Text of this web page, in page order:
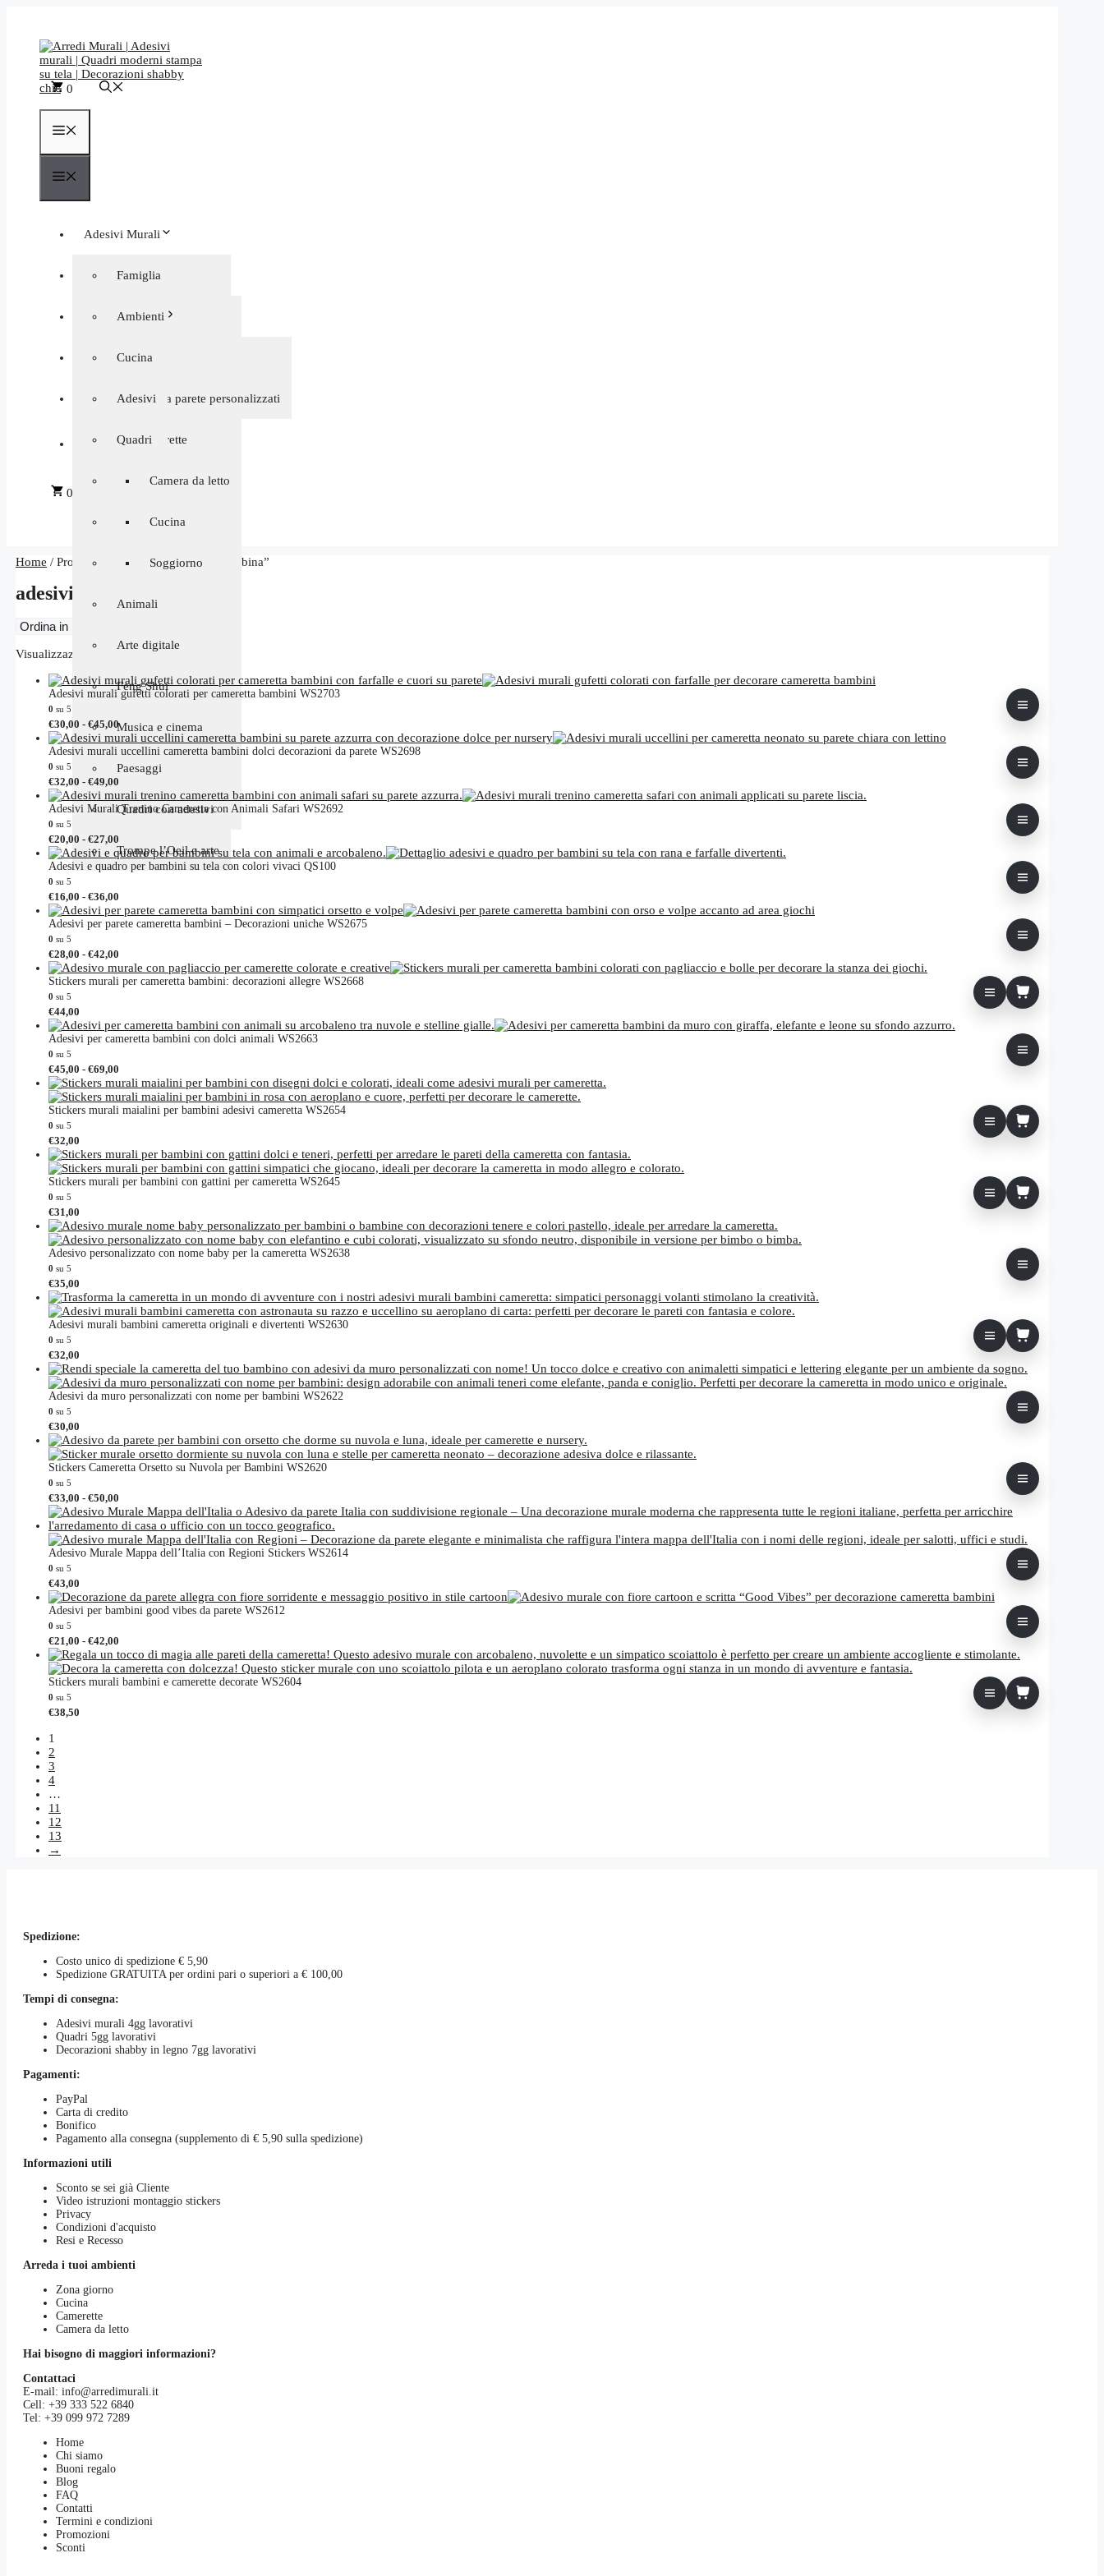
contenuto
0
Adesivi Murali
Famiglia
Frasi aforismi
Personalizzati
Ambienti
Camera da
letto
Camerette
bimbi
Cucina
Soggiorno
Floreali e fantasy
Alberi
Appendiabiti
Farfalle disegni
Feng Shui
Animali
Love
Musica e cinema
Ragazzi/ragazze
Stickers stilizzati
Trompe l’Oeil e arte
Quadri moderni
Ambienti
Bagno
Bambini e
camerette
Camera da letto
Cucina
Soggiorno
Astratti
Personalizzati
Riproduzioni d’autore
Frasi e aforismi
Fiori
3D
Animali
Arte digitale
Feng Shui
Musica e cinema
Paesaggi
Quadri con adesivi
Orologi da Parete
Cucina
Orologi da parete personalizzati
Decorazioni murali negozi
Adesivi
Quadri
Shabby chic
0
Home / Prodotti taggati “adesivi murali bambina”
adesivi murali bambina
Visualizzazione di 1-16 di 204 risultati
base
al
Adesivi murali gufetti colorati per cameretta bambini WS2703
0 su 5
€30,00 - €45,00Fascia
di
prezzo:
da
€30,00
€45,00
Questo
prodotto
ha
più
varianti.
Le
opzioni
scelte
nella
pagina
prodotto
Adesivi murali uccellini cameretta bambini dolci decorazioni da parete WS2698
0 su 5
€32,00 - €49,00
di
prezzo:
a
€49,00
prodotto
ha
Le
opzioni
scelte
nella
prodotto
Adesivi Murali Trenino Cameretta con Animali Safari WS2692
0 su 5
€20,00 - €27,00
di
prezzo:
€27,00
prodotto
ha
Le
opzioni
scelte
nella
pagina
Adesivi e quadro per bambini su tela con colori vivaci QS100
0 su 5
€16,00 - €36,00
di
prezzo:
€36,00
prodotto
ha
Le
opzioni
scelte
nella
prodotto
Adesivi per parete cameretta bambini – Decorazioni uniche WS2675
0 su 5
€28,00 - €42,00
di
prezzo:
€42,00
prodotto
ha
Le
opzioni
scelte
nella
pagina
Stickers murali per cameretta bambini: decorazioni allegre WS2668
0 su 5
€44,00
Adesivi per cameretta bambini con dolci animali WS2663
0 su 5
€45,00 - €69,00
di
prezzo:
da
prodotto
ha
più
opzioni
possono
essere
pagina
del
prodotto
Stickers murali maialini per bambini adesivi cameretta WS2654
0 su 5
€32,00
Stickers murali per bambini con gattini per cameretta WS2645
0 su 5
€31,00
Adesivo personalizzato con nome baby per la cameretta WS2638
0 su 5
€35,00
prodotto
ha
più
opzioni
possono
essere
pagina
del
prodotto
Adesivi murali bambini cameretta originali e divertenti WS2630
0 su 5
€32,00
Adesivi da muro personalizzati con nome per bambini WS2622
0 su 5
€30,00
prodotto
ha
più
Le
opzioni
possono
essere
scelte
del
prodotto
Stickers Cameretta Orsetto su Nuvola per Bambini WS2620
0 su 5
€33,00 - €50,00
di
prezzo:
da
€33,00
prodotto
ha
più
varianti.
possono
essere
pagina
del
prodotto
Adesivo Murale Mappa dell’Italia con Regioni Stickers WS2614
0 su 5
€43,00
prodotto
ha
varianti.
Le
opzioni
possono
Adesivi per bambini good vibes da parete WS2612
0 su 5
€21,00 - €42,00
di
prezzo:
da
prodotto
ha
più
Stickers murali bambini e camerette decorate WS2604
0 su 5
€38,50
1
2
3
4
…
11
12
13
→
Spedizione:
Costo unico di spedizione € 5,90
Spedizione GRATUITA per ordini pari o superiori a € 100,00
Tempi di consegna:
Adesivi murali 4gg lavorativi
Quadri 5gg lavorativi
Decorazioni shabby in legno 7gg lavorativi
Pagamenti:
PayPal
Carta di credito
Bonifico
Pagamento alla consegna (supplemento di € 5,90 sulla spedizione)
Informazioni utili
Sconto se sei già Cliente
Video istruzioni montaggio stickers
Privacy
Condizioni d'acquisto
Resi e Recesso
Arreda i tuoi ambienti
Zona giorno
Cucina
Camerette
Camera da letto
Hai bisogno di maggiori informazioni?
Contattaci
E-mail: info@arredimurali.it
Cell: +39 333 522 6840
Tel: +39 099 972 7289
Home
Chi siamo
Buoni regalo
Blog
FAQ
Contatti
Termini e condizioni
Promozioni
Sconti